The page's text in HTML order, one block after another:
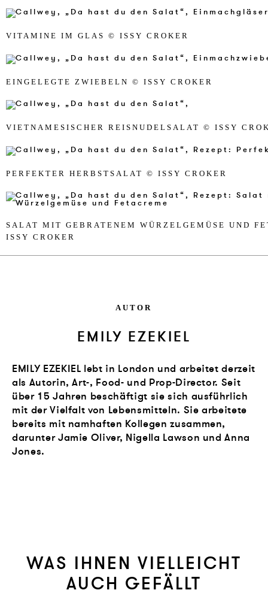
VIT­AMI­NE IM GLAS © ISSY CR­OKER
EIN­GE­LEG­TE ZWIE­BELN © ISSY CR­OKER
VIE­TNA­ME­SI­SCHER REISNU­DEL­SALAT © ISSY
PER­FEK­TER HERBST­SALAT © ISSY CR­OKER
SALAT MIT GE­BRA­TE­NEM WÜRZEL­GEMÜSE UND
ISSY CR­OKER
AUTOR
EMILY EZEKIEL
EMILY EZEKIEL lebt in London und arbeitet derzeit
als Autorin, Art-, Food- und Prop-Director. Seit
über 15 Jahren beschäftigt sie sich ausführlich
mit der Vielfalt von Lebensmitteln. Sie arbeitete
bereits mit namhaften Kollegen zusammen,
darunter Jamie Oliver, Nigella Lawson und Anna
Jones.
WAS IHNEN VIELLEICHT
AUCH GEFÄLLT